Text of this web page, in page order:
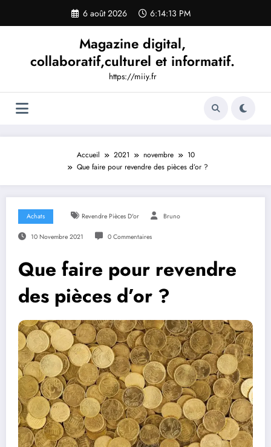
contenu
6 août 2026 6:14:14 PM
Magazine digital,
collaboratif,culturel et informatif.
https://miiy.fr
Accueil 2021 novembre
10
Que faire pour revendre des pièces d’or ?
Achats Revendre Pièces D'or Bruno
10 Novembre 2021 0 Commentaires
Que faire pour revendre
des pièces d’or ?